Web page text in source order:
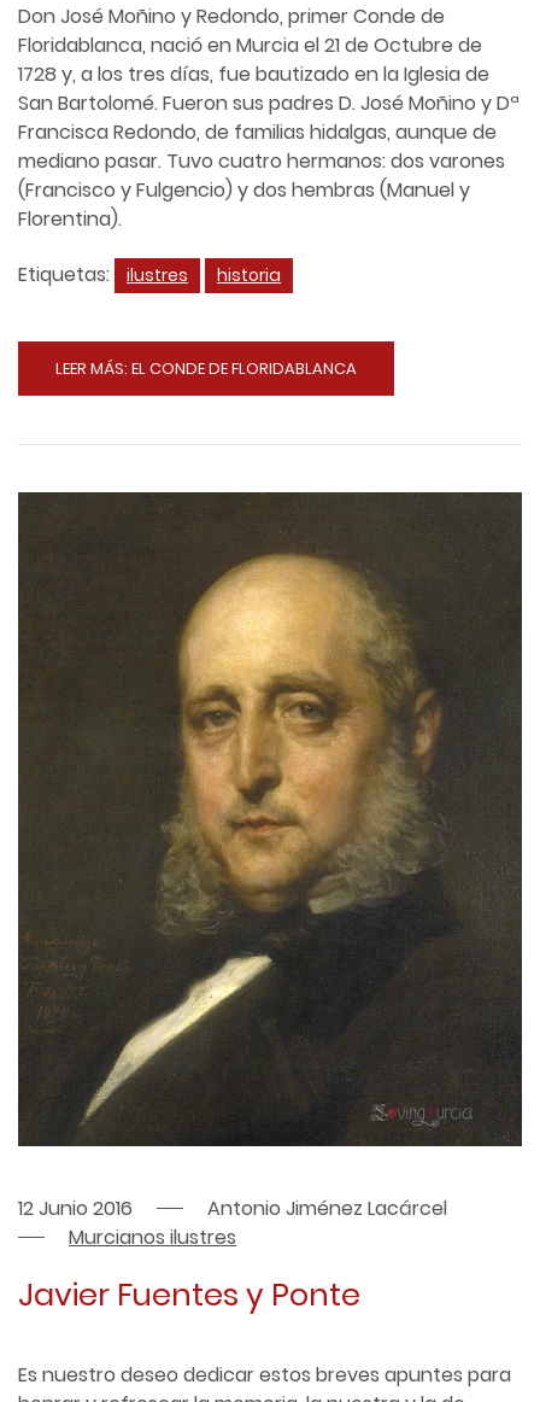
Don José Moñino y Redondo, primer Conde de
Floridablanca, nació en Murcia el 21 de Octubre de
1728 y, a los tres días, fue bautizado en la Iglesia de
San Bartolomé. Fueron sus padres D. José Moñino y Dª
Francisca Redondo, de familias hidalgas, aunque de
mediano pasar. Tuvo cuatro hermanos: dos varones
(Francisco y Fulgencio) y dos hembras (Manuel y
Florentina).
Etiquetas:
ilustres historia
LEER MÁS: EL CONDE DE FLORIDABLANCA
12 Junio 2016
Antonio Jiménez Lacárcel
Murcianos ilustres
Javier Fuentes y Ponte
Es nuestro deseo dedicar estos breves apuntes para